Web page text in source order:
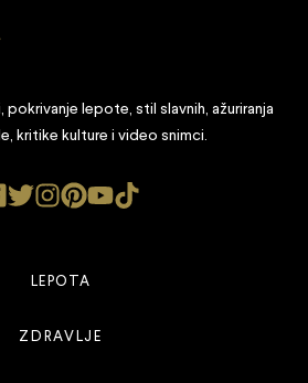
pokrivanje lepote, stil slavnih, ažuriranja
kritike kulture i video snimci.
LEPOTA
ZDRAVLJE